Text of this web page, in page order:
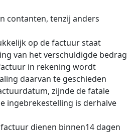
contanten, tenzij anders
op de factuur staat
van het verschuldigde bedrag
in rekening wordt
daarvan te geschieden
zijnde de fatale
ingebrekestelling is derhalve
dienen binnen14 dagen